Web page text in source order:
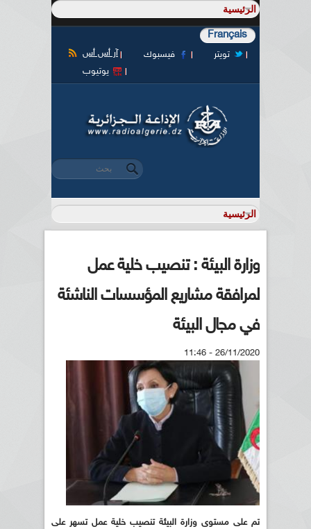
Français
آر أس أس فيسبوك
تويتر
يوتيوب
استمارة البحث
‏بحث ‏
وزارة البيئة : تنصيب خلية عمل
لمرافقة مشاريع المؤسسات الناشئة
في مجال البيئة
26/11/2020 - 11:46
تم على مستوى وزارة البيئة تنصيب خلية عمل تسهر على